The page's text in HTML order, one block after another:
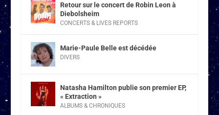
Retour sur le concert de Robin Leon à
Diebolsheim
CONCERTS & LIVES REPORTS
Marie-Paule Belle est décédée
DIVERS
Natasha Hamilton publie son premier EP,
« Extraction »
ALBUMS & CHRONIQUES